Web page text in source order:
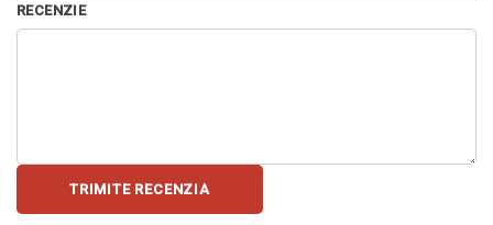
RECENZIE
TRIMITE RECENZIA